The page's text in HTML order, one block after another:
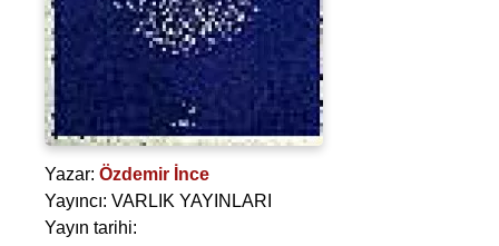
Yazar: Özdemir İnce
Yayıncı: VARLIK YAYINLARI
Yayın tarihi: